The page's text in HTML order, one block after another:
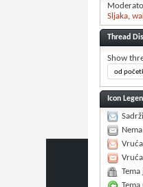
Sljaka
Thread
Show
Icon